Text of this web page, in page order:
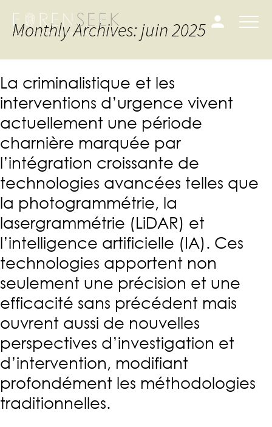
Monthly Archives: juin 2025
La criminalistique et les
interventions d’urgence vivent
actuellement une période
charnière marquée par
l’intégration croissante de
technologies avancées telles que
la photogrammétrie, la
lasergrammétrie (LiDAR) et
l’intelligence artificielle (IA). Ces
technologies apportent non
seulement une précision et une
efficacité sans précédent mais
ouvrent aussi de nouvelles
perspectives d’investigation et
d’intervention, modifiant
profondément les méthodologies
traditionnelles.